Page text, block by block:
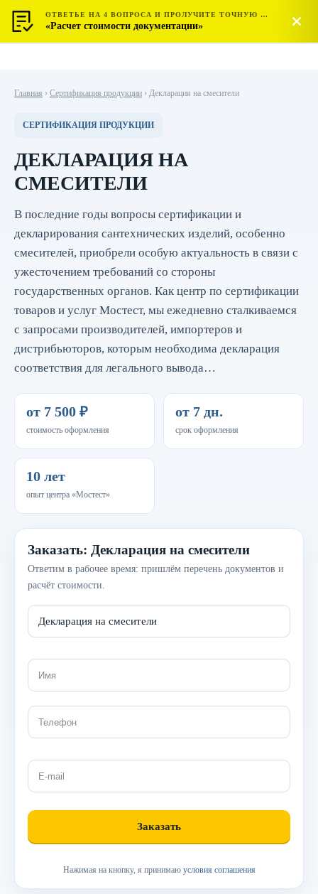
МОСТЕСТ
ЦЕНТР СЕРТИФИКАЦИИ
Главная › Сертификация продукции › Декларация на смесители
СЕРТИФИКАЦИЯ ПРОДУКЦИИ
ДЕКЛАРАЦИЯ НА
СМЕСИТЕЛИ
В последние годы вопросы сертификации и
декларирования сантехнических изделий, особенно
смесителей, приобрели особую актуальность в связи с
ужесточением требований со стороны
государственных органов. Как центр по сертификации
товаров и услуг Мостест, мы ежедневно сталкиваемся
с запросами производителей, импортеров и
дистрибьюторов, которым необходима декларация
соответствия для легального вывода…
от 7 500 ₽
стоимость оформления
от 7 дн.
срок оформления
10 лет
опыт центра «Мостест»
Заказать: Декларация на смесители
Ответим в рабочее время: пришлём перечень документов и
расчёт стоимости.
Нажимая на кнопку, я принимаю условия соглашения
ОТВЕТЬЕ НА 4 ВОПРОСА И ПРОЛУЧИТЕ ТОЧНУЮ СТОИМОСТЬ
«Расчет стоимости документации»